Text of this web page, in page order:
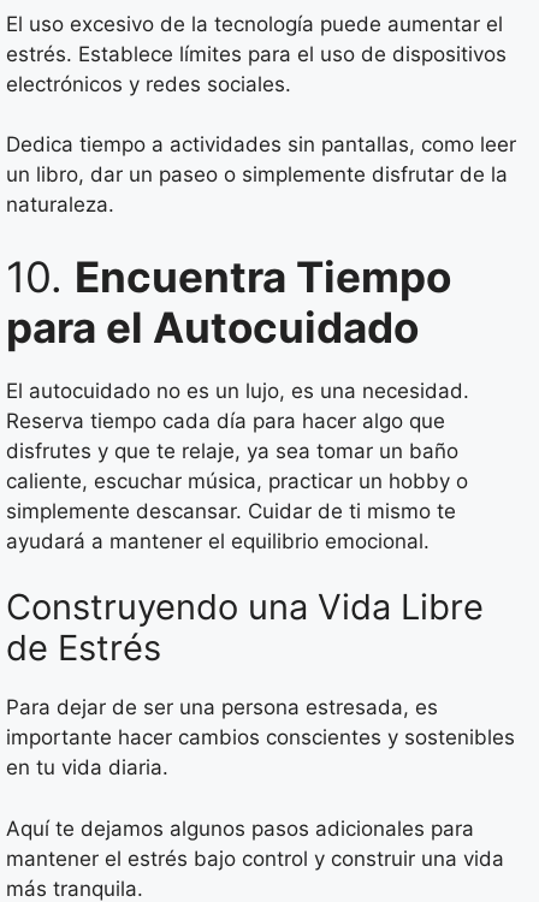
El uso excesivo de la tecnología puede aumentar el
estrés. Establece límites para el uso de dispositivos
electrónicos y redes sociales.
Dedica tiempo a actividades sin pantallas, como leer
un libro, dar un paseo o simplemente disfrutar de la
naturaleza.
10. Encuentra Tiempo
para el Autocuidado
El autocuidado no es un lujo, es una necesidad.
Reserva tiempo cada día para hacer algo que
disfrutes y que te relaje, ya sea tomar un baño
caliente, escuchar música, practicar un hobby o
simplemente descansar. Cuidar de ti mismo te
ayudará a mantener el equilibrio emocional.
Construyendo una Vida Libre
de Estrés
Para dejar de ser una persona estresada, es
importante hacer cambios conscientes y sostenibles
en tu vida diaria.
Aquí te dejamos algunos pasos adicionales para
mantener el estrés bajo control y construir una vida
más tranquila.